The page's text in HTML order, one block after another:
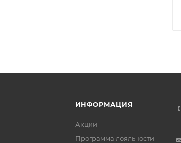
ИНФОРМАЦИЯ
Акции
Программа лояльности